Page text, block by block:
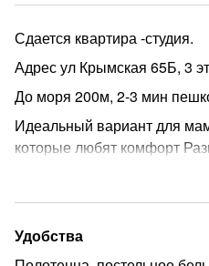
Сдается квартира -студия.
Адрес ул Крымская 65Б, 3
До моря 200м, 2-3 мин
Идеальный вариант для
которые любят комфорт
В шаговой доступности
фрукты и др. Пекарня,
собственного
Удобства